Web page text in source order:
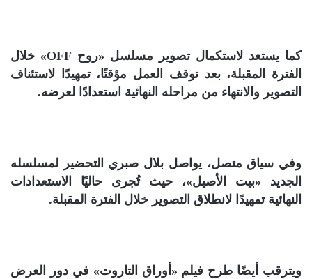
كما يستعد لاستكمال تصوير مسلسل «روح OFF» خلال
الفترة المقبلة، بعد توقف العمل مؤقتًا، تمهيدًا لاستئناف
التصوير والانتهاء من مراحله النهائية استعدادًا لعرضه.
وفي سياق متصل، يواصل بلال صبري التحضير لمسلسله
الجديد «بيت الأصيل»، حيث تُجرى حاليًا الاستعدادات
النهائية تمهيدًا لانطلاق التصوير خلال الفترة المقبلة.
ويترقب أيضًا طرح فيلم «أوراق التاروت» في دور العرض